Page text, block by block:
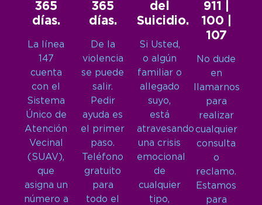
365
días.
La línea
147
cuenta
con el
Sistema
Único de
Atención
Vecinal
(SUAV),
que
asigna un
número a
365
días.
De la
violencia
se puede
salir.
Pedir
ayuda es
el primer
paso.
Teléfono
gratuito
para
todo el
del
Suicidio.
Si Usted,
o algún
familiar o
allegado
suyo,
está
atravesando
una crisis
emocional
de
cualquier
tipo,
911 |
100 |
107
No dude
en
llamarnos
para
realizar
cualquier
consulta
o
reclamo.
Estamos
para